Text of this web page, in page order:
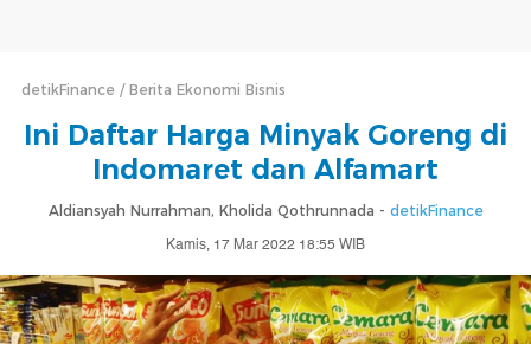
detikFinance Berita Ekonomi Bisnis
Ini Daftar Harga Minyak Goreng di
Indomaret dan Alfamart
Aldiansyah Nurrahman, Kholida Qothrunnada - detikFinance
Kamis, 17 Mar 2022 18:55 WIB